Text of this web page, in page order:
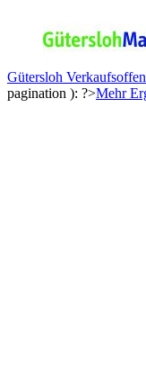
Gütersloh
pagination ): ?>Mehr